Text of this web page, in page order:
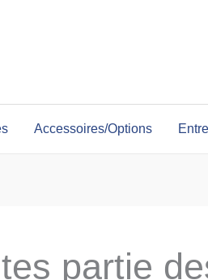
Accessoires/Options
partie